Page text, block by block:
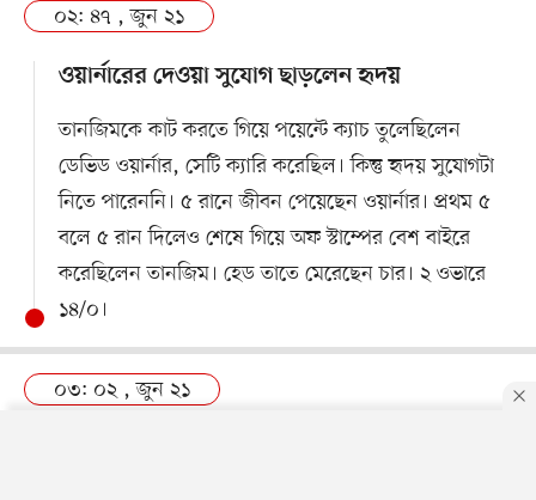
০২: ৪৭ , জুন ২১
ওয়ার্নারের দেওয়া সুযোগ ছাড়লেন হৃদয়
তানজিমকে কাট করতে গিয়ে পয়েন্টে ক্যাচ তুলেছিলেন
ডেভিড ওয়ার্নার, সেটি ক্যারি করেছিল। কিন্তু হৃদয় সুযোগটা
নিতে পারেননি। ৫ রানে জীবন পেয়েছেন ওয়ার্নার। প্রথম ৫
বলে ৫ রান দিলেও শেষে গিয়ে অফ স্টাম্পের বেশ বাইরে
করেছিলেন তানজিম। হেড তাতে মেরেছেন চার। ২ ওভারে
১৪/০।
০৩: ০২ , জুন ২১